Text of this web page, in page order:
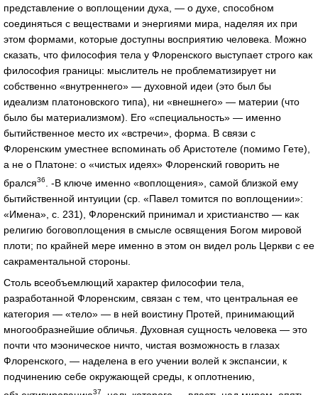
представление о воплощении духа, — о духе, способном
соединяться с веществами и энергиями мира, наделяя их при
этом формами, которые доступны восприятию человека. Можно
сказать, что философия тела у Флоренского выступает строго как
философия границы: мыслитель не проблематизирует ни
собственно «внутреннего» — духовной идеи (это был бы
идеализм платоновского типа), ни «внешнего» — материи (что
было бы материализмом). Его «специальность» — именно
бытийственное место их «встречи», форма. В связи с
Флоренским уместнее вспоминать об Аристотеле (помимо Гете),
а не о Платоне: о «чистых идеях» Флоренский говорить не
брался36. -В ключе именно «воплощения», самой близкой ему
бытийственной интуиции (ср. «Павел томится по воплощении»:
«Имена», с. 231), Флоренский принимал и христианство — как
религию боговоплощения в смысле освящения Богом мировой
плоти; по крайней мере именно в этом он видел роль Церкви с ее
сакраментальной стороны.
Столь всеобъемлющий характер философии тела,
разработанной Флоренским, связан с тем, что центральная ее
категория — «тело» — в ней воистину Протей, принимающий
многообразнейшие обличья. Духовная сущность человека — это
почти что мэоническое ничто, чистая возможность в глазах
Флоренского, — наделена в его учении волей к экспансии, к
подчинению себе окружающей среды, к оплотнению,
37